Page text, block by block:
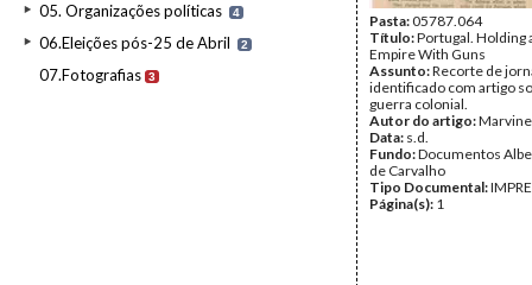
05. Organizações políticas 4
06.Eleições pós-25 de Abril 2
07.Fotografias 3
Pasta:05787.064
Título:Portugal. Holding
Empire With Guns
Assunto:Recorte de
identificado com artigo
guerra colonial.
Autor do artigo:
Data: s.d.
Fundo:Documentos
de Carvalho
Tipo Documental:
Página(s): 1